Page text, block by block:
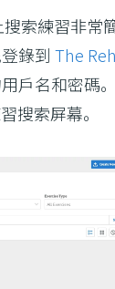
索練習非常
錄到The
戶名和密碼
搜索屏幕。